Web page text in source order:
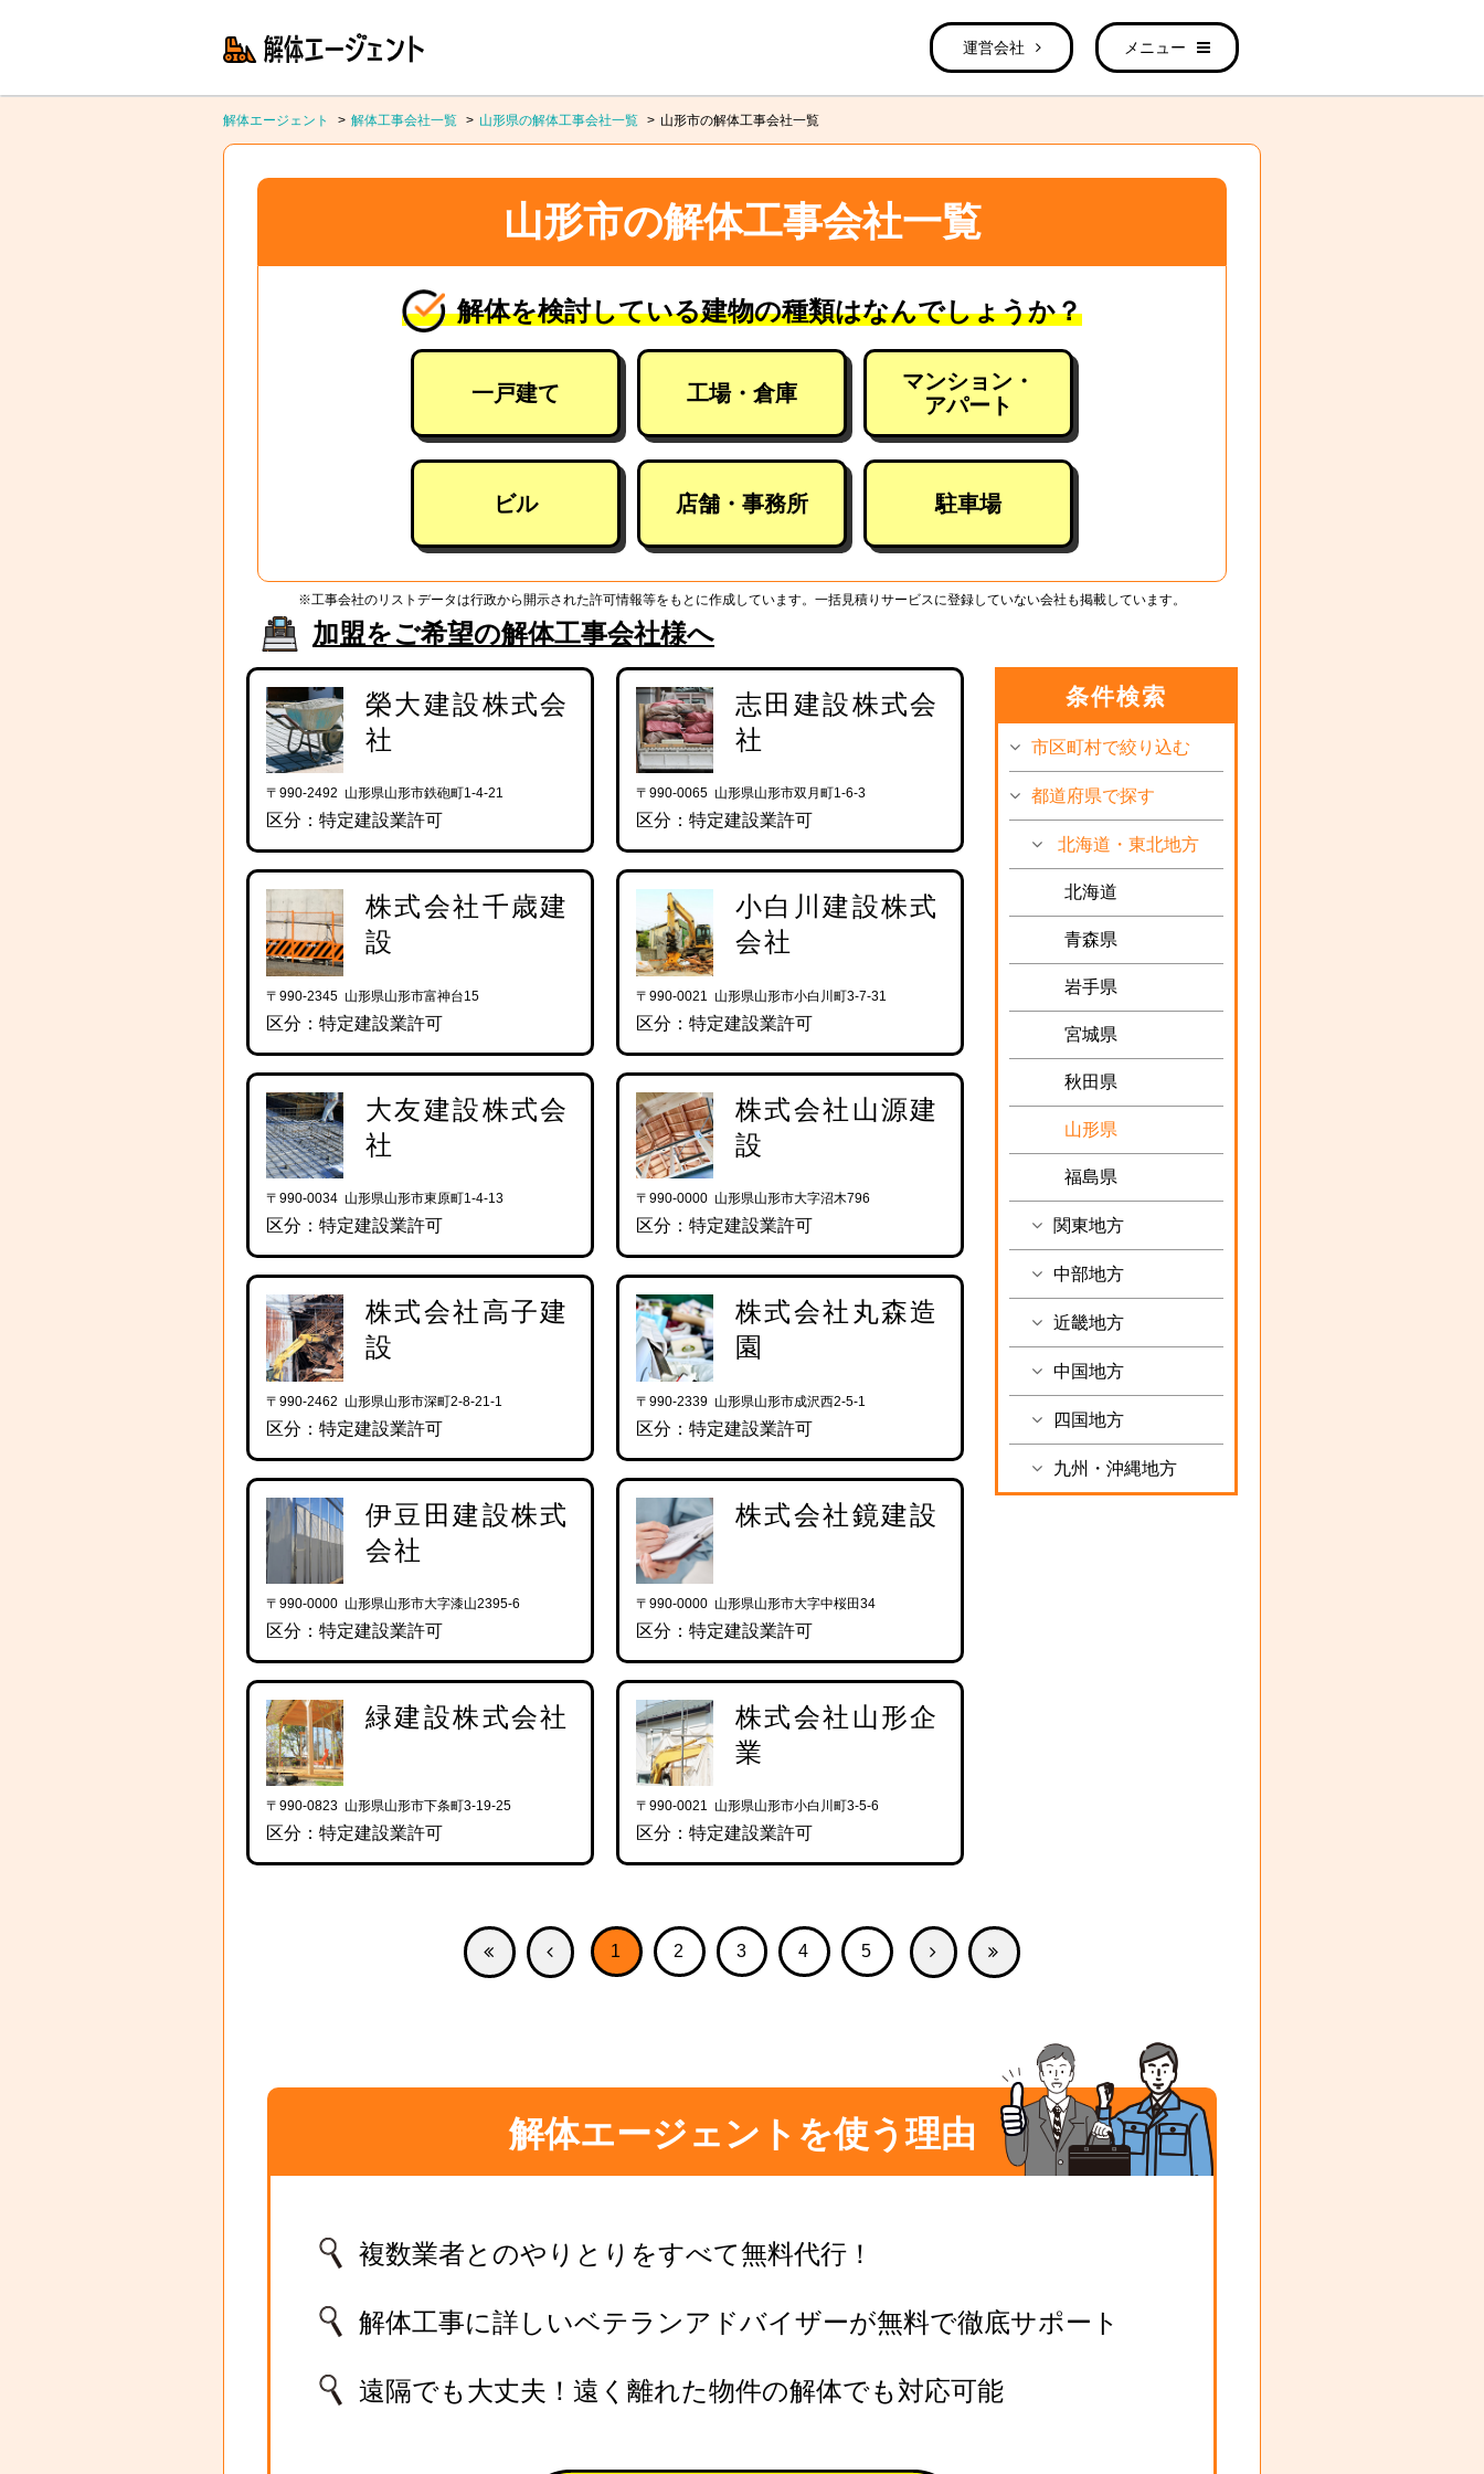
運営会社 メニュー
解体エージェント 解体工事会社一覧 山形県の解体工事会社一覧 山形市の解体工事会社一覧
山形市の解体工事会社一覧
解体を検討している建物の種類はなんでしょうか？
一戸建て 工場・倉庫
マンション・
アパート
ビル 店舗・事務所 駐車場
※工事会社のリストデータは行政から開示された許可情報等をもとに作成しています。一括見積りサービスに登録していない会社も掲載しています。
加盟をご希望の解体工事会社様へ
条件検索
市区町村で絞り込む
都道府県で探す
北海道・東北地方
北海道
青森県
岩手県
宮城県
秋田県
山形県
福島県
関東地方
中部地方
近畿地方
中国地方
四国地方
九州・沖縄地方
榮大建設株式会
社
〒990-2492 山形県山形市鉄砲町1-4-21
区分：特定建設業許可
志田建設株式会
社
〒990-0065 山形県山形市双月町1-6-3
区分：特定建設業許可
株式会社千歳建
設
〒990-2345 山形県山形市富神台15
区分：特定建設業許可
小白川建設株式
会社
〒990-0021 山形県山形市小白川町3-7-31
区分：特定建設業許可
大友建設株式会
社
〒990-0034 山形県山形市東原町1-4-13
区分：特定建設業許可
株式会社山源建
設
〒990-0000 山形県山形市大字沼木796
区分：特定建設業許可
株式会社高子建
設
〒990-2462 山形県山形市深町2-8-21-1
区分：特定建設業許可
株式会社丸森造
園
〒990-2339 山形県山形市成沢西2-5-1
区分：特定建設業許可
伊豆田建設株式
会社
〒990-0000 山形県山形市大字漆山2395-6
区分：特定建設業許可
株式会社鏡建設
〒990-0000 山形県山形市大字中桜田34
区分：特定建設業許可
緑建設株式会社
〒990-0823 山形県山形市下条町3-19-25
区分：特定建設業許可
株式会社山形企
業
〒990-0021 山形県山形市小白川町3-5-6
区分：特定建設業許可
1 2 3 4 5
解体エージェントを使う理由
複数業者とのやりとりをすべて無料代行！
解体工事に詳しいベテランアドバイザーが無料で徹底サポート
遠隔でも大丈夫！遠く離れた物件の解体でも対応可能